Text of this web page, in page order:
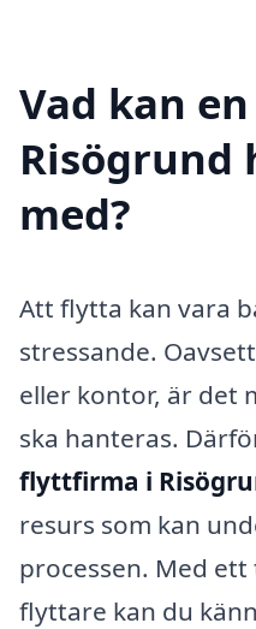
Vad kan
Risögrund
med?
Att flytta kan vara
stressande.
eller kontor, är det
ska hanteras.
flyttfirma i
resurs som kan
processen. Med
flyttare kan du